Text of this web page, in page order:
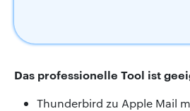
Das professionelle Tool ist
Thunderbird zu Apple Mail